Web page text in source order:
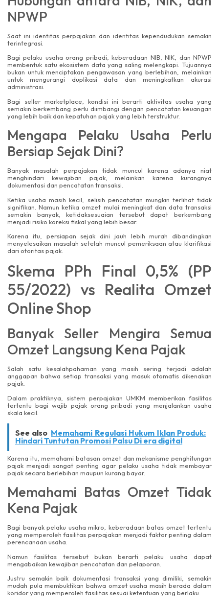
NPWP
Saat ini identitas perpajakan dan identitas kependudukan semakin
terintegrasi.
Bagi pelaku usaha orang pribadi, keberadaan NIB, NIK, dan NPWP
membentuk satu ekosistem data yang saling melengkapi. Tujuannya
bukan untuk menciptakan pengawasan yang berlebihan, melainkan
untuk mengurangi duplikasi data dan meningkatkan akurasi
administrasi.
Bagi seller marketplace, kondisi ini berarti aktivitas usaha yang
semakin berkembang perlu diimbangi dengan pencatatan keuangan
yang lebih baik dan kepatuhan pajak yang lebih terstruktur.
Mengapa Pelaku Usaha Perlu
Bersiap Sejak Dini?
Banyak masalah perpajakan tidak muncul karena adanya niat
menghindari kewajiban pajak, melainkan karena kurangnya
dokumentasi dan pencatatan transaksi.
Ketika usaha masih kecil, selisih pencatatan mungkin terlihat tidak
signifikan. Namun ketika omzet mulai meningkat dan data transaksi
semakin banyak, ketidaksesuaian tersebut dapat berkembang
menjadi risiko koreksi fiskal yang lebih besar.
Karena itu, persiapan sejak dini jauh lebih murah dibandingkan
menyelesaikan masalah setelah muncul pemeriksaan atau klarifikasi
dari otoritas pajak.
Skema PPh Final 0,5% (PP
55/2022) vs Realita Omzet
Online Shop
Banyak Seller Mengira Semua
Omzet Langsung Kena Pajak
Salah satu kesalahpahaman yang masih sering terjadi adalah
anggapan bahwa setiap transaksi yang masuk otomatis dikenakan
pajak.
Dalam praktiknya, sistem perpajakan UMKM memberikan fasilitas
tertentu bagi wajib pajak orang pribadi yang menjalankan usaha
skala kecil.
See also Memahami Regulasi Hukum Iklan Produk:
Hindari Tuntutan Promosi Palsu Di era digital
Karena itu, memahami batasan omzet dan mekanisme penghitungan
pajak menjadi sangat penting agar pelaku usaha tidak membayar
pajak secara berlebihan maupun kurang bayar.
Memahami Batas Omzet Tidak
Kena Pajak
Bagi banyak pelaku usaha mikro, keberadaan batas omzet tertentu
yang memperoleh fasilitas perpajakan menjadi faktor penting dalam
perencanaan usaha.
Namun fasilitas tersebut bukan berarti pelaku usaha dapat
mengabaikan kewajiban pencatatan dan pelaporan.
Justru semakin baik dokumentasi transaksi yang dimiliki, semakin
mudah pula membuktikan bahwa omzet usaha masih berada dalam
koridor yang memperoleh fasilitas sesuai ketentuan yang berlaku.